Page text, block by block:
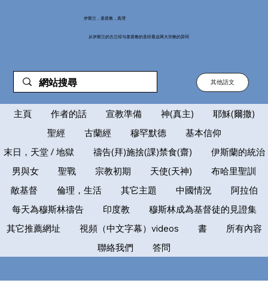
伊斯兰，基督教，真理
从伊斯兰的古兰经与基督教的圣经看这两大宗教的异同
其他語文
主頁 作者的話 宣教準備 神(真主)
耶穌(爾撒)
聖經
古蘭經 穆罕默德
基本信仰
末日，天堂 / 地獄
禱告(拜)施捨(課)禁食(齋)
伊斯蘭的統治
男與女
聖戰 宗教初期 天使(天神)
布哈里聖訓
敵基督
倫理，生活 其它主題 中國情況
阿拉伯
每天為穆斯林禱告
印度教
穆斯林成為基督徒的見證集
其它推薦網址
視頻（中文字幕）videos 書
所有內容
聯絡我們
答問